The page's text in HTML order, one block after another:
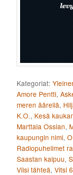
Kategoriat:
Amore Pentti,
meren äärellä,
K.O., Kesä
Marttala Ossian,
kaupungin nimi,
Radiopuhelimet
Saastan kaipuu,
Viisi tähteä,Vitsi